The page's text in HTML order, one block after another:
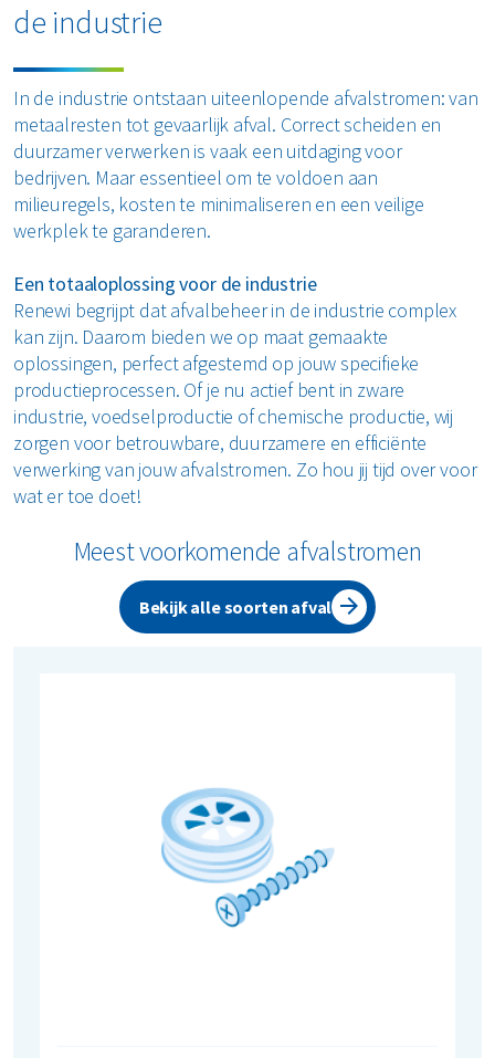
Restafval
Vertrouwelijk papier
Alle soorten afval
de industrie
In de industrie ontstaan uiteenlopende afvalstromen: van
metaalresten tot gevaarlijk afval. Correct scheiden en
duurzamer verwerken is vaak een uitdaging voor
bedrijven. Maar essentieel om te voldoen aan
milieuregels, kosten te minimaliseren en een veilige
werkplek te garanderen.
Een totaaloplossing voor de industrie
Renewi begrijpt dat afvalbeheer in de industrie complex
kan zijn. Daarom bieden we op maat gemaakte
oplossingen, perfect afgestemd op jouw specifieke
productieprocessen. Of je nu actief bent in zware
industrie, voedselproductie of chemische productie, wij
zorgen voor betrouwbare, duurzamere en efficiënte
verwerking van jouw afvalstromen. Zo hou jij tijd over voor
wat er toe doet!
Meest voorkomende afvalstromen
Bekijk alle soorten afval